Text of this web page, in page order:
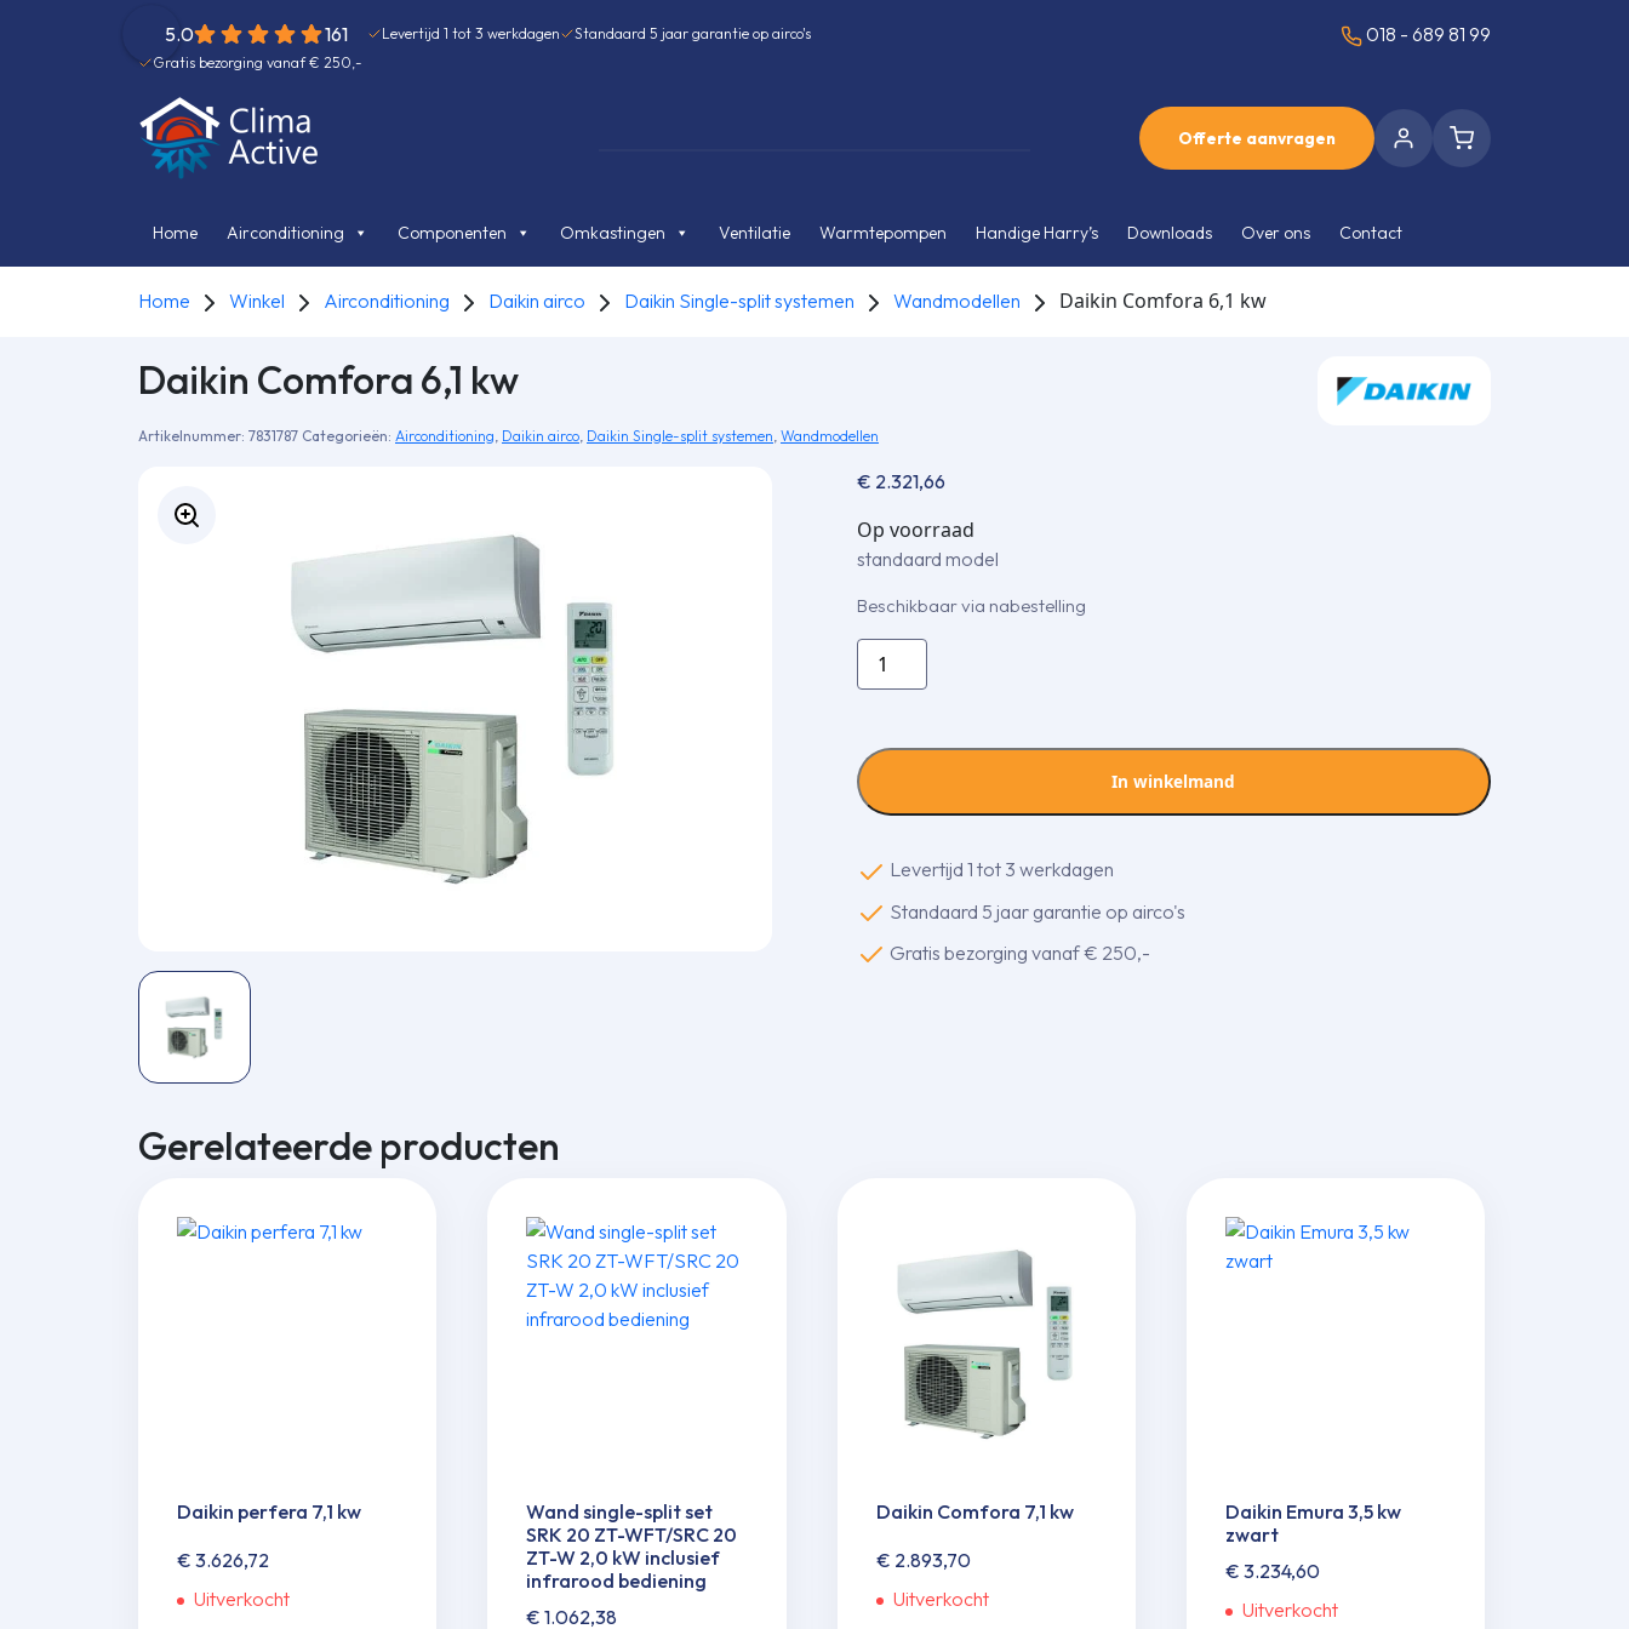
5.0 161 Levertijd 1 tot 3 werkdagen
Standaard 5 jaar garantie op airco's
Gratis bezorging vanaf € 250,-
018 - 689 81 99
Offerte aanvragen
Home Airconditioning Componenten Omkastingen Ventilatie Warmtepompen Handige Harry’s Downloads Over ons Contact
Home Winkel Airconditioning Daikin airco Daikin Single-split systemen Wandmodellen Daikin Comfora 6,1 kw
Daikin Comfora 6,1 kw
Artikelnummer: 7831787 Categorieën: Airconditioning, Daikin airco, Daikin Single-split systemen, Wandmodellen
€ 2.321,66
Op voorraad
standaard model
Beschikbaar via nabestelling
Daikin
Comfora
aantal
In winkelmand
Levertijd 1 tot 3 werkdagen
Standaard 5 jaar garantie op airco's
Gratis bezorging vanaf € 250,-
Gerelateerde producten
Daikin perfera 7,1 kw
€ 3.626,72
Uitverkocht
Wand single-split set
SRK 20 ZT-WFT/SRC 20
ZT-W 2,0 kW inclusief
infrarood bediening
€ 1.062,38
Daikin Comfora 7,1 kw
€ 2.893,70
Uitverkocht
Daikin Emura 3,5 kw
zwart
€ 3.234,60
Uitverkocht